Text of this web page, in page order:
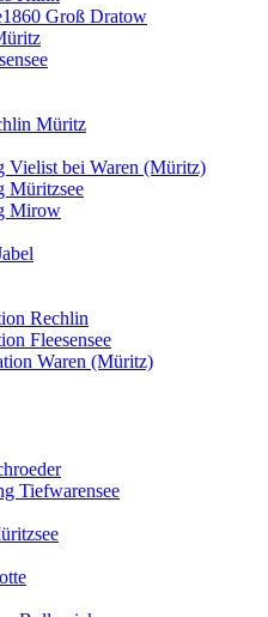
Groß Dratow
Müritz
Vielist bei Waren (Müritz)
Müritzsee
Mirow
Rechlin
Fleesensee
Waren (Müritz)
Tiefwarensee